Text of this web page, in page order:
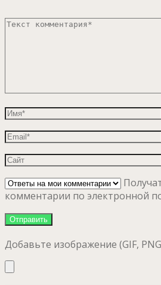
комментарии по электронной
Добавьте изображение (GIF, PNG,